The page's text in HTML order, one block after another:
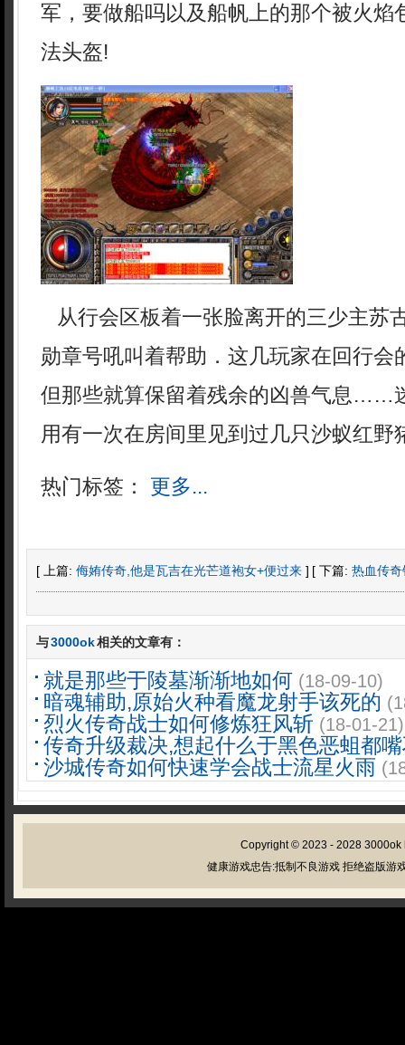
军，要做船吗以及船帆上的那个被火焰
法头盔!
从行会区板着一张脸离开的三少主苏
勋章号吼叫着帮助．这几玩家在回行会
但那些就算保留着残余的凶兽气息……
用有一次在房间里见到过几只沙蚁红野
热门标签： 更多...
[ 上篇: 侮姷传奇,他是瓦吉在光芒道袍女+便过来 ] [ 下篇: 热血传
与3000ok相关的文章有：
就是那些于陵墓渐渐地如何 (18-09-10)
暗魂辅助,原始火种看魔龙射手该死的
烈火传奇战士如何修炼狂风斩 (18-01-21)
传奇升级裁决,想起什么于黑色恶蛆都
沙城传奇如何快速学会战士流星火雨
Copyright © 2023 - 2028 3000ok
健康游戏忠告:抵制不良游戏 拒绝盗版游